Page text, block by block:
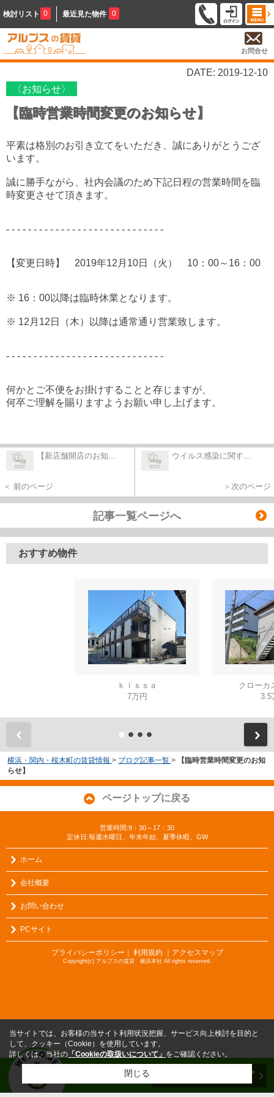
検討リスト 0 最近見た物件 0
お問合せ
DATE: 2019-12-10
〈お知らせ〉
【臨時営業時間変更のお知らせ】
平素は格別のお引き立てをいただき、誠にありがとうござ
います。
誠に勝手ながら、社内会議のため下記日程の営業時間を臨
時変更させて頂きます。
- - - - - - - - - - - - - - - - - - - - - - - - - - - - -
【変更日時】 2019年12月10日（火） 10：00～16：00
※ 16：00以降は臨時休業となります。
※ 12月12日（木）以降は通常通り営業致します。
- - - - - - - - - - - - - - - - - - - - - - - - - - - - -
何かとご不便をお掛けすることと存じますが、
何卒ご理解を賜りますようお願い申し上げます。
【新店舗開店のお知...
＜ 前のページ
ウイルス感染に関す...
＞次のページ
記事一覧ページへ
おすすめ物件
ｋｉｓｓａ
7万円
クローカ
3.5
横浜・関内・桜木町の賃貸情報 > ブログ記事一覧 >
【臨時営業時間変更のお知
らせ】
ページトップに戻る
営業時間:9：30～17：30
定休日:毎週水曜日、年末年始、夏季休暇、GW
ホーム
会社概要
お問い合わせ
PCサイト
プライバシーポリシー ｜ 利用規約 ｜アクセスマップ
Copyright(c) アルプスの賃貸 横浜本社 All rights reserved.
当サイトでは、お客様の当サイト利用状況把握、サービス向上検討を目的と
して、クッキー（Cookie）を使用しています。
詳しくは、当社の 「Cookieの取扱いについて」 をご確認ください。
閉じる